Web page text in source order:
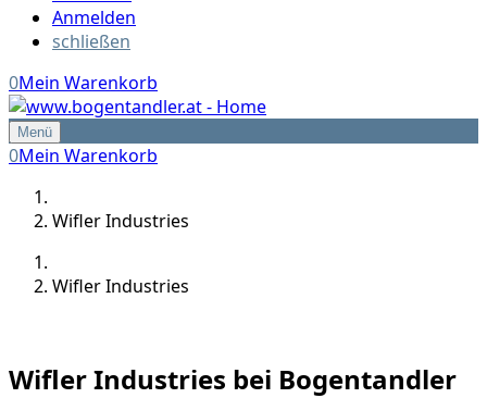
Anmelden
schließen
0Mein Warenkorb
Menü
0Mein Warenkorb
Wifler Industries
Wifler Industries
Wifler Industries bei Bogentandler